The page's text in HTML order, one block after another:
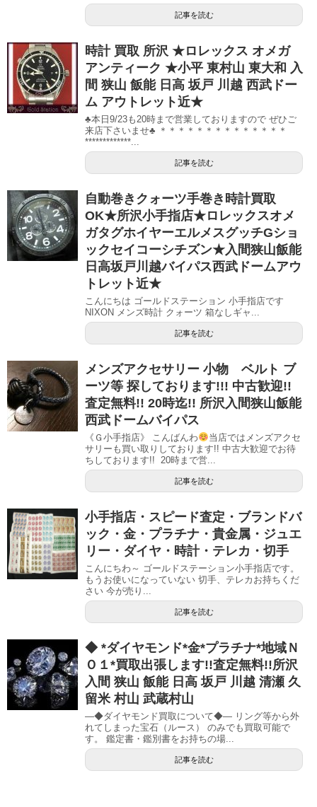
記事を読む
時計 買取 所沢 ★ロレックス オメガ
アンティーク ★小平 東村山 東大和 入
間 狭山 飯能 日高 坂戸 川越 西武ドー
ム アウトレット近★
♣本日9/23も20時まで営業しておりますので ぜひご
来店下さいませ♣ ＊＊＊＊＊＊＊＊＊＊＊＊＊＊
*************...
記事を読む
自動巻きクォーツ手巻き時計買取
OK★所沢小手指店★ロレックスオメ
ガタグホイヤーエルメスグッチGショ
ックセイコーシチズン★入間狭山飯能
日高坂戸川越バイパス西武ドームアウ
トレット近★
こんにちは ゴールドステーション 小手指店です
NIXON メンズ時計 クォーツ 箱なしギャ...
記事を読む
メンズアクセサリー 小物 ベルト ブ
ーツ等 探しております!!! 中古歓迎!!
査定無料!! 20時迄!! 所沢入間狭山飯能
西武ドームバイパス
《Ｇ小手指店》 こんばんわ
当店ではメンズアクセ
サリーも買い取りしております!! 中古大歓迎でお待
ちしております!! 20時まで営...
記事を読む
小手指店・スピード査定・ブランドバ
ック・金・プラチナ・貴金属・ジュエ
リー・ダイヤ・時計・テレカ・切手
こんにちわ～ ゴールドステーション小手指店です。
もうお使いになっていない 切手、テレカお持ちくだ
さい 今が売り...
記事を読む
◆ *ダイヤモンド*金*プラチナ*地域Ｎ
Ｏ１*買取出張します!!査定無料!!所沢
入間 狭山 飯能 日高 坂戸 川越 清瀬 久
留米 村山 武蔵村山
—◆ダイヤモンド買取について◆— リング等から外
れてしまった宝石（ルース） のみでも買取可能で
す。 鑑定書・鑑別書をお持ちの場...
記事を読む